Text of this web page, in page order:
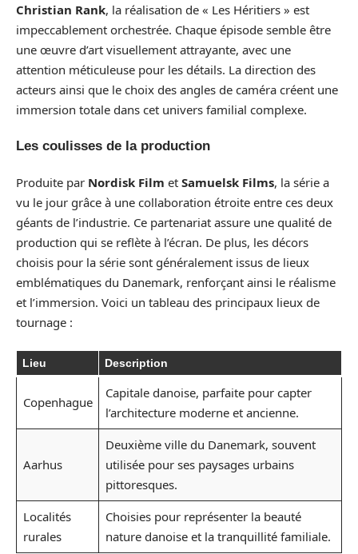
Christian Rank, la réalisation de « Les Héritiers » est
impeccablement orchestrée. Chaque épisode semble être
une œuvre d’art visuellement attrayante, avec une
attention méticuleuse pour les détails. La direction des
acteurs ainsi que le choix des angles de caméra créent une
immersion totale dans cet univers familial complexe.
Les coulisses de la production
Produite par Nordisk Film et Samuelsk Films, la série a
vu le jour grâce à une collaboration étroite entre ces deux
géants de l’industrie. Ce partenariat assure une qualité de
production qui se reflète à l’écran. De plus, les décors
choisis pour la série sont généralement issus de lieux
emblématiques du Danemark, renforçant ainsi le réalisme
et l’immersion. Voici un tableau des principaux lieux de
tournage :
Lieu Description
Copenhague
Capitale danoise, parfaite pour capter
l’architecture moderne et ancienne.
Aarhus
Deuxième ville du Danemark, souvent
utilisée pour ses paysages urbains
pittoresques.
Localités
rurales
Choisies pour représenter la beauté
nature danoise et la tranquillité familiale.